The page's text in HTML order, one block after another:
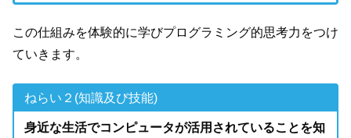
この仕組みを体験的に学びプログラミング的思考力をつけ
ていきます。
ねらい２(知識及び技能)
身近な生活でコンピュータが活用されていることを知